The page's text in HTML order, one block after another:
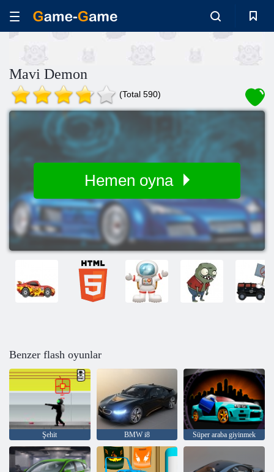
Mavi Demon
(Total 590)
Hemen oyna
Benzer flash oyunlar
Şehit BMW i8 Süper araba giyinmek